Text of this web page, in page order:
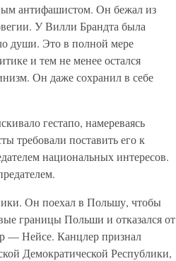
антифашистом. Он бежал из
У Вилли Брандта была
души. Это в полной мере
и тем не менее остался
Он даже сохранил в себе
гестапо, намереваясь
требовали поставить его к
национальных интересов.
Он поехал в Польшу, чтобы
границы Польши и отказался от
— Нейсе. Канцлер признал
Демократической Республики,